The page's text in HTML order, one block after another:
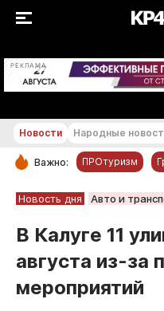
РЕКЛАМА
РУБРИКИ
Новости
Статьи
Народные
Новости Народные
Важно: ПРОтуризм
Новость дня Авто и
В Калуге 11
августа из-за
мероприятий